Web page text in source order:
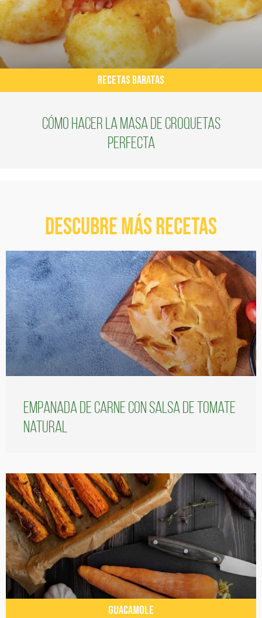
RECETAS BARATAS
Cómo hacer la masa de croquetas
perfecta
Descubre más recetas
Empanada de carne con salsa de tomate
natural
GUACAMOLE